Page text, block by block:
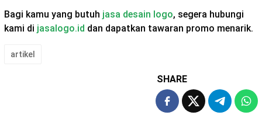
Bagi kamu yang butuh jasa desain logo, segera hubungi
kami di jasalogo.id dan dapatkan tawaran promo menarik.
artikel
SHARE